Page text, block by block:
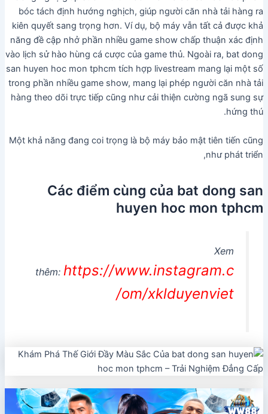
bóc tách định hướng nghịch, giúp người căn nhà tải hàng ra
kiên quyết sang trọng hơn. Ví dụ, bộ máy vẫn tất cả được khả
năng đề cập nhở phần nhiều game show chấp thuận xác định
vào lịch sử hào hùng cá cược của game thủ. Ngoài ra, bat dong
san huyen hoc mon tphcm tích hợp livestream mang lại một số
trong phần nhiều game show, mang lại phép người căn nhà tải
hàng theo dõi trực tiếp cũng như cải thiện cường ngã sung sự
hứng thú.
Một khả năng đang coi trọng là bộ máy bảo mật tiên tiến cũng
như phát triển,
Các điểm cùng của bat dong san
huyen hoc mon tphcm
Xem
thêm: https://www.instagram.c
om/xklduyenviet/